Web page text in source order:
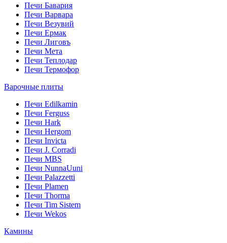
Печи Бавария
Печи Варвара
Печи Везувий
Печи Ермак
Печи Лиговъ
Печи Мета
Печи Теплодар
Печи Термофор
Варочные плиты
Печи Edilkamin
Печи Ferguss
Печи Hark
Печи Hergom
Печи Invicta
Печи J. Corradi
Печи MBS
Печи NunnaUuni
Печи Palazzetti
Печи Plamen
Печи Thorma
Печи Tim Sistem
Печи Wekos
Камины